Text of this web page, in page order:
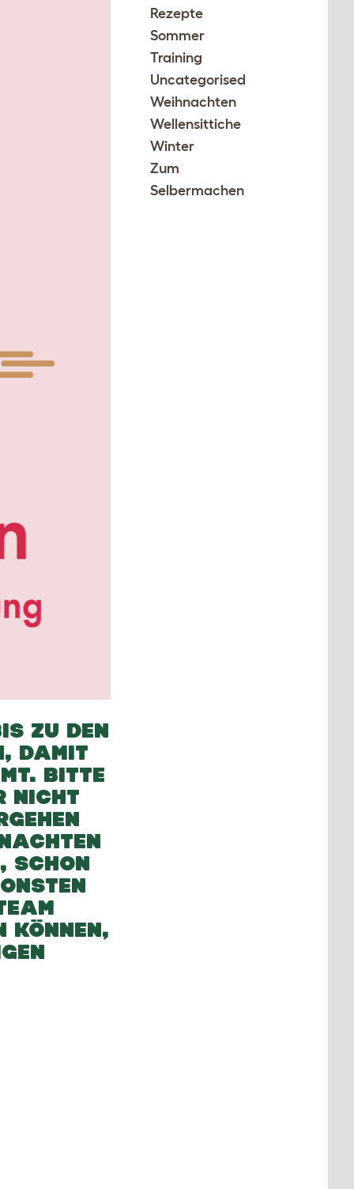
ZU DEN
DAMIT
BITTE
NICHT
SCHON
KÖNNEN,
Rezepte
Sommer
Training
Uncategorised
Weihnachten
Wellensittiche
Winter
Zum
Selbermachen